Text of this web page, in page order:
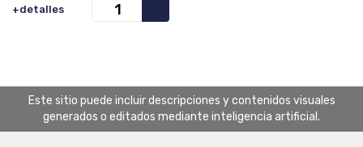
+detalles
Este sitio puede incluir descripciones y contenidos visuales
generados o editados mediante inteligencia artificial.